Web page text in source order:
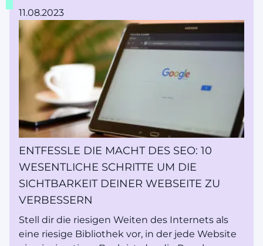
einen Ort, den sie in der weiten Landschaft des
Internets ihr Zuhause nennen kann. Dieses
wichtige Konzept, das oft übersehen wird, aber
für jede Webseite von entscheidender
Bedeutung ist, wird "Webhosting" genannt. In
diesem digitalen Zeitalter ist das Verständnis
von Webhosting wie der Schlüssel zur Haustür
deiner Website.
11.08.2023
ENTFESSLE DIE MACHT DES SEO: 10
WESENTLICHE SCHRITTE UM DIE
SICHTBARKEIT DEINER WEBSEITE ZU
VERBESSERN
Stell dir die riesigen Weiten des Internets als
eine riesige Bibliothek vor, in der jede Website